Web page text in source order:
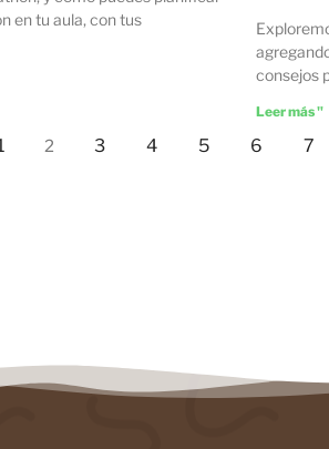
en tu aula, con tus
consejos
Leer más "
2 3 4 5 6 7